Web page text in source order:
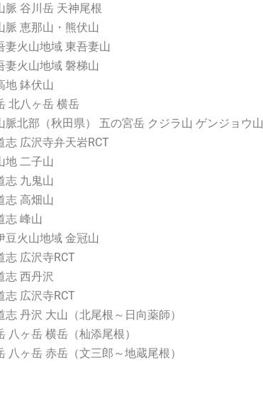
脈 谷川岳 天神尾根
脈 恵那山・熊伏山
妻火山地域 東吾妻山
妻火山地域 磐梯山
地 鉢伏山
北八ヶ岳 横岳
脈北部（秋田県） 五の宮岳 クジラ山 ゲンジョウ山
志 広沢寺弁天岩RCT
地 二子山
志 九鬼山
志 高畑山
志 峰山
豆火山地域 金冠山
志 広沢寺RCT
志 西丹沢
志 広沢寺RCT
志 丹沢 大山（北尾根～日向薬師）
八ヶ岳 横岳（杣添尾根）
八ヶ岳 赤岳（文三郎～地蔵尾根）